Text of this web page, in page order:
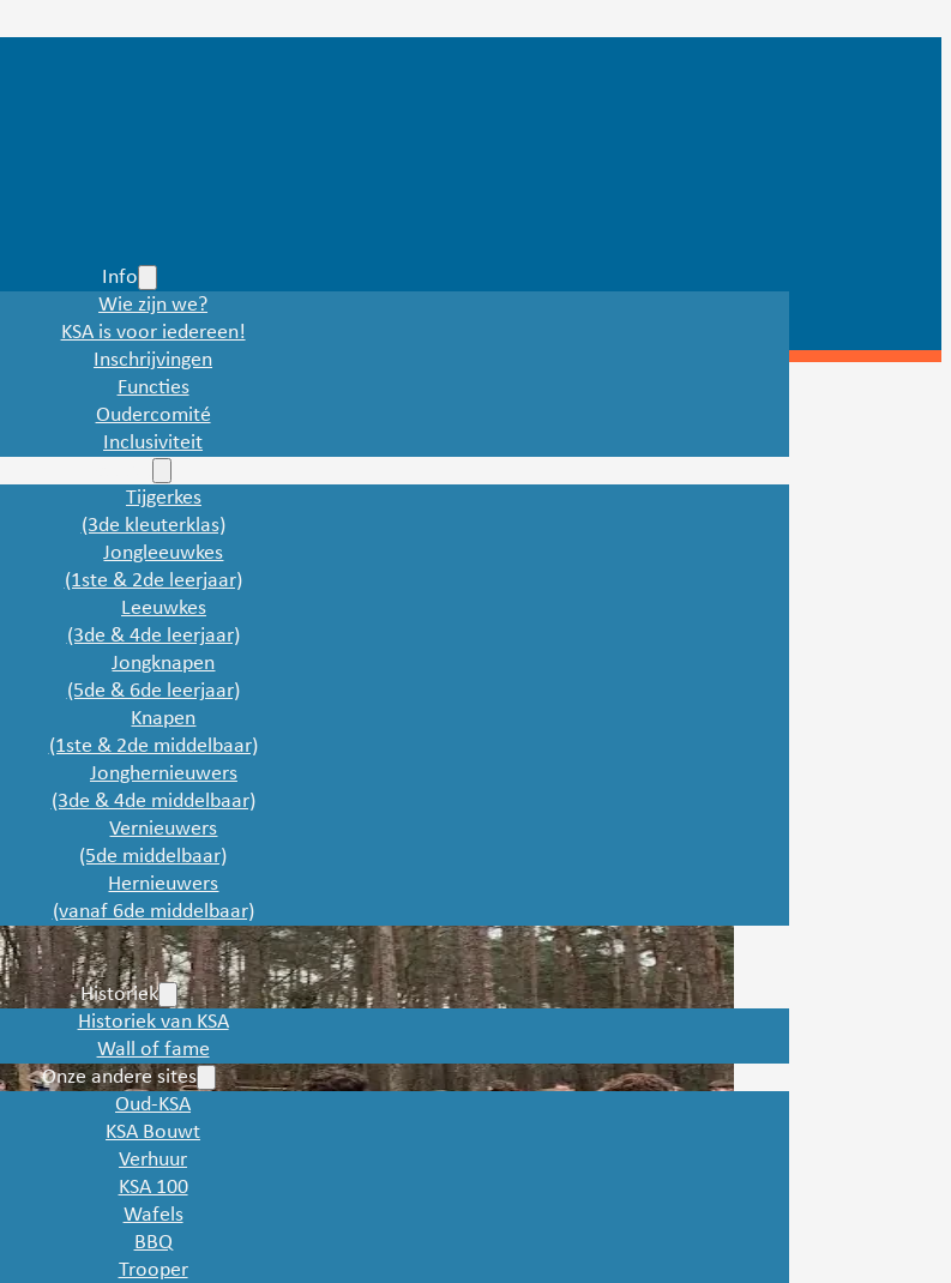
Info
Wie zijn we?
KSA is voor iedereen!
Inschrijvingen
Functies
Oudercomité
Inclusiviteit
Tijgerkes
(3de kleuterklas)
Jongleeuwkes
(1ste & 2de leerjaar)
Leeuwkes
(3de & 4de leerjaar)
Jongknapen
(5de & 6de leerjaar)
Knapen
(1ste & 2de middelbaar)
Jonghernieuwers
(3de & 4de middelbaar)
Vernieuwers
(5de middelbaar)
Hernieuwers
(vanaf 6de middelbaar)
Historiek
Historiek van KSA
Wall of fame
Onze andere sites
Oud-KSA
KSA Bouwt
Verhuur
KSA 100
Wafels
BBQ
Trooper